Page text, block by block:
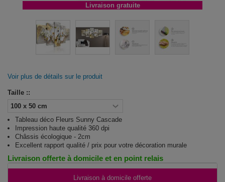
Livraison gratuite
Voir plus de détails sur le produit
Taille ::
Tableau déco Fleurs Sunny Cascade
Impression haute qualité 360 dpi
Châssis écologique - 2cm
Excellent rapport qualité / prix pour votre décoration murale
Livraison offerte à domicile et en point relais
Livraison à domicile offerte